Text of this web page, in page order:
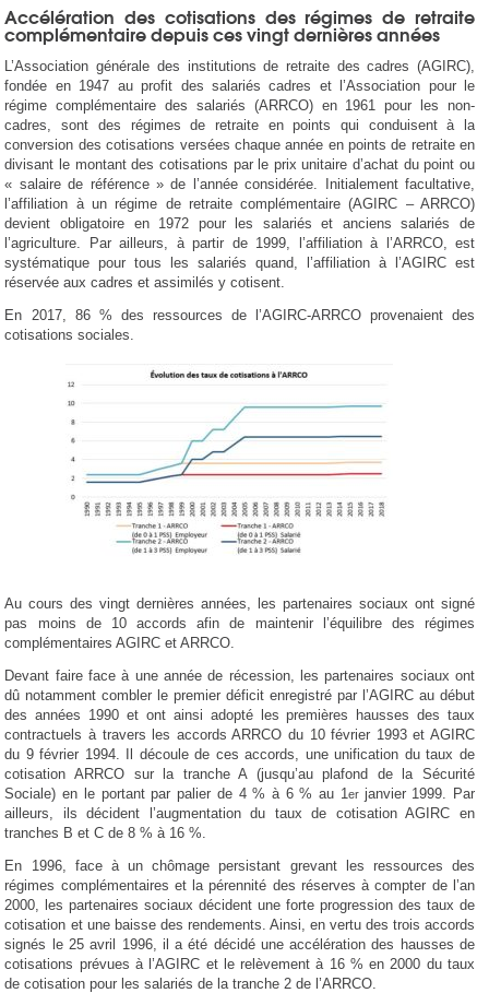
Accélération des cotisations des régimes de retraite
complémentaire depuis ces vingt dernières années
L’Association générale des institutions de retraite des cadres (AGIRC),
fondée en 1947 au profit des salariés cadres et l’Association pour le
régime complémentaire des salariés (ARRCO) en 1961 pour les non-
cadres, sont des régimes de retraite en points qui conduisent à la
conversion des cotisations versées chaque année en points de retraite en
divisant le montant des cotisations par le prix unitaire d’achat du point ou
« salaire de référence » de l’année considérée. Initialement facultative,
l’affiliation à un régime de retraite complémentaire (AGIRC – ARRCO)
devient obligatoire en 1972 pour les salariés et anciens salariés de
l’agriculture. Par ailleurs, à partir de 1999, l’affiliation à l’ARRCO, est
systématique pour tous les salariés quand, l’affiliation à l’AGIRC est
réservée aux cadres et assimilés y cotisent.
En 2017, 86 % des ressources de l’AGIRC-ARRCO provenaient des
cotisations sociales.
Au cours des vingt dernières années, les partenaires sociaux ont signé
pas moins de 10 accords afin de maintenir l’équilibre des régimes
complémentaires AGIRC et ARRCO.
Devant faire face à une année de récession, les partenaires sociaux ont
dû notamment combler le premier déficit enregistré par l’AGIRC au début
des années 1990 et ont ainsi adopté les premières hausses des taux
contractuels à travers les accords ARRCO du 10 février 1993 et AGIRC
du 9 février 1994. Il découle de ces accords, une unification du taux de
cotisation ARRCO sur la tranche A (jusqu’au plafond de la Sécurité
Sociale) en le portant par palier de 4 % à 6 % au 1er janvier 1999. Par
ailleurs, ils décident l’augmentation du taux de cotisation AGIRC en
tranches B et C de 8 % à 16 %.
En 1996, face à un chômage persistant grevant les ressources des
régimes complémentaires et la pérennité des réserves à compter de l’an
2000, les partenaires sociaux décident une forte progression des taux de
cotisation et une baisse des rendements. Ainsi, en vertu des trois accords
signés le 25 avril 1996, il a été décidé une accélération des hausses de
cotisations prévues à l’AGIRC et le relèvement à 16 % en 2000 du taux
de cotisation pour les salariés de la tranche 2 de l’ARRCO.